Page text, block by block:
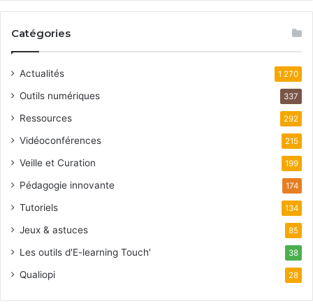
Catégories
Actualités 1 270
Outils numériques 337
Ressources 292
Vidéoconférences 215
Veille et Curation 199
Pédagogie innovante 174
Tutoriels 134
Jeux & astuces 85
Les outils d'E-learning Touch' 38
Qualiopi 28